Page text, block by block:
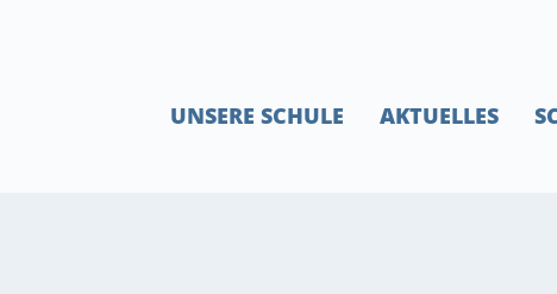
UNSERE SCHULE AKTUELLES